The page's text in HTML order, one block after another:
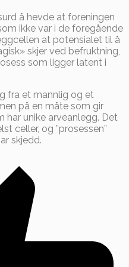
å hevde at foreningen
ikke var i de foregående
at potensialet til å
skjer ved befruktning,
som ligger latent i
fra et mannlig og et
på en måte som gir
har unike arveanlegg. Det
celler, og ”prosessen”
skjedd.